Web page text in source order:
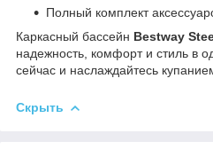
Полный комплект
Каркасный бассейн Bestway
надежность, комфорт и стиль в
сейчас и наслаждайтесь
Скрыть